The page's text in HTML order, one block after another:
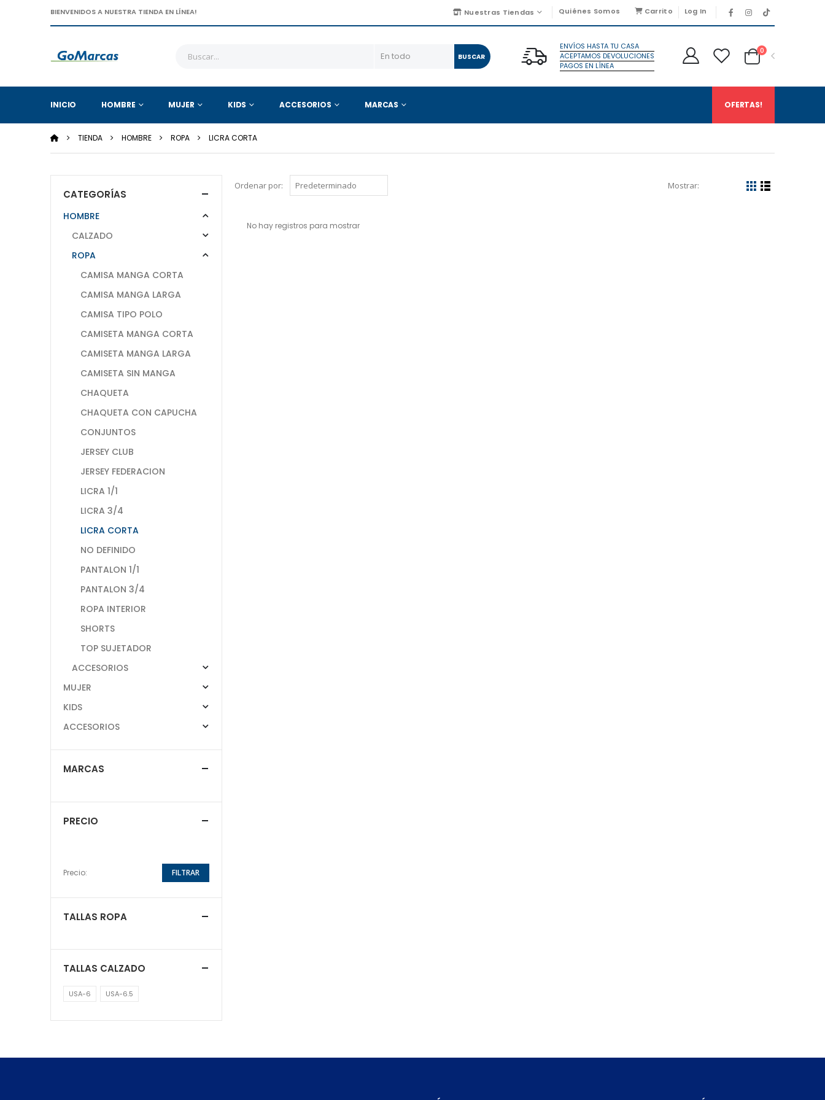
BIENVENIDOS A NUESTRA TIENDA EN LÍNEA! Nuestras Tiendas Quiénes Somos Carrito Log In
BUSCAR
ENVÍOS HASTA TU CASA
ACEPTAMOS DEVOLUCIONES
PAGOS EN LÍNEA
0
INICIO HOMBRE MUJER KIDS ACCESORIOS MARCAS OFERTAS!
TIENDA HOMBRE ROPA LICRA CORTA
Ordenar por: Mostrar:
No hay registros para mostrar
CATEGORÍAS
HOMBRE
CALZADO
ROPA
CAMISA MANGA CORTA
CAMISA MANGA LARGA
CAMISA TIPO POLO
CAMISETA MANGA CORTA
CAMISETA MANGA LARGA
CAMISETA SIN MANGA
CHAQUETA
CHAQUETA CON CAPUCHA
CONJUNTOS
JERSEY CLUB
JERSEY FEDERACION
LICRA 1/1
LICRA 3/4
LICRA CORTA
NO DEFINIDO
PANTALON 1/1
PANTALON 3/4
ROPA INTERIOR
SHORTS
TOP SUJETADOR
ACCESORIOS
MUJER
KIDS
ACCESORIOS
MARCAS
PRECIO
Precio: FILTRAR
TALLAS ROPA
TALLAS CALZADO
USA-6 USA-6.5